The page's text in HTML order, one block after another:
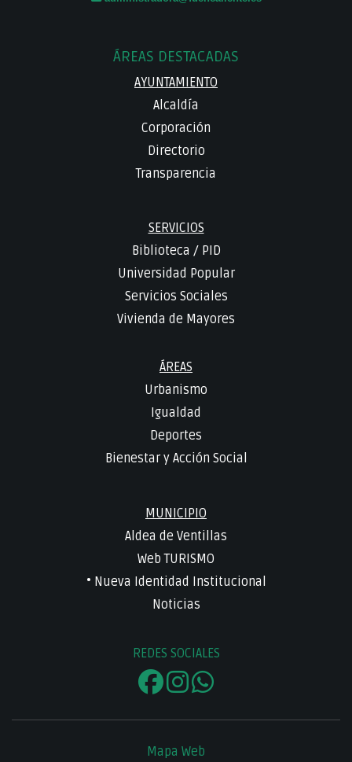
ÁREAS DESTACADAS
AYUNTAMIENTO
Alcaldía
Corporación
Directorio
Transparencia
SERVICIOS
Biblioteca / PID
Universidad Popular
Servicios Sociales
Vivienda de Mayores
ÁREAS
Urbanismo
Igualdad
Deportes
Bienestar y Acción Social
MUNICIPIO
Aldea de Ventillas
Web TURISMO
• Nueva Identidad Institucional
Noticias
REDES SOCIALES
Mapa Web